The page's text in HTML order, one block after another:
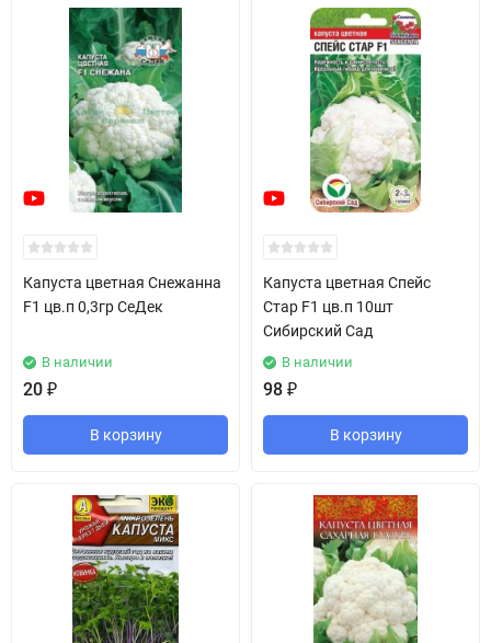
Капуста цветная Снежанна
F1 цв.п 0,3гр СеДек
В наличии
20 ₽
В корзину
Капуста цветная Спейс
Стар F1 цв.п 10шт
Сибирский Сад
В наличии
98 ₽
В корзину